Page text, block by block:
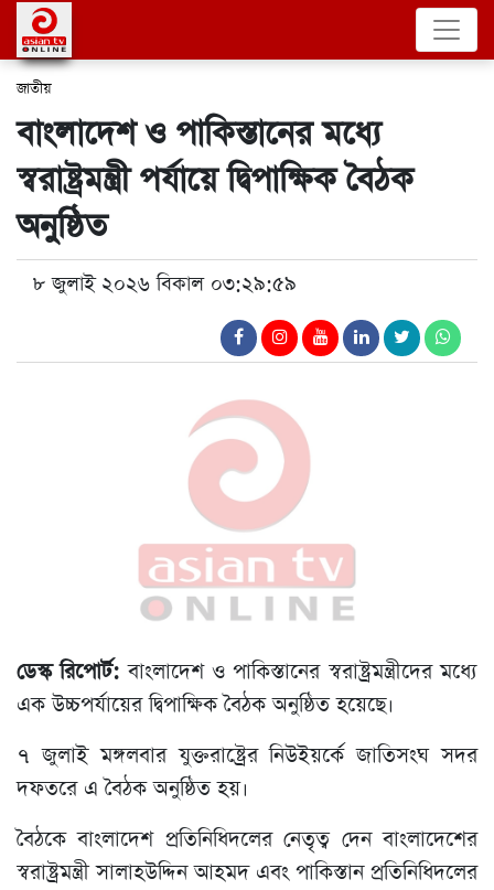
জাতীয়
বাংলাদেশ ও পাকিস্তানের মধ্যে
স্বরাষ্ট্রমন্ত্রী পর্যায়ে দ্বিপাক্ষিক বৈঠক
অনুষ্ঠিত
৮ জুলাই ২০২৬ বিকাল ০৩:২৯:৫৯
ডেস্ক রিপোর্ট:বাংলাদেশ ও পাকিস্তানের স্বরাষ্ট্রমন্ত্রীদের মধ্যে
এক উচ্চপর্যায়ের দ্বিপাক্ষিক বৈঠক অনুষ্ঠিত হয়েছে।
৭ জুলাই মঙ্গলবার যুক্তরাষ্ট্রের নিউইয়র্কে জাতিসংঘ সদর
দফতরে এ বৈঠক অনুষ্ঠিত হয়।
বৈঠকে বাংলাদেশ প্রতিনিধিদলের নেতৃত্ব দেন বাংলাদেশের
স্বরাষ্ট্রমন্ত্রী সালাহউদ্দিন আহমদ এবং পাকিস্তান প্রতিনিধিদলের